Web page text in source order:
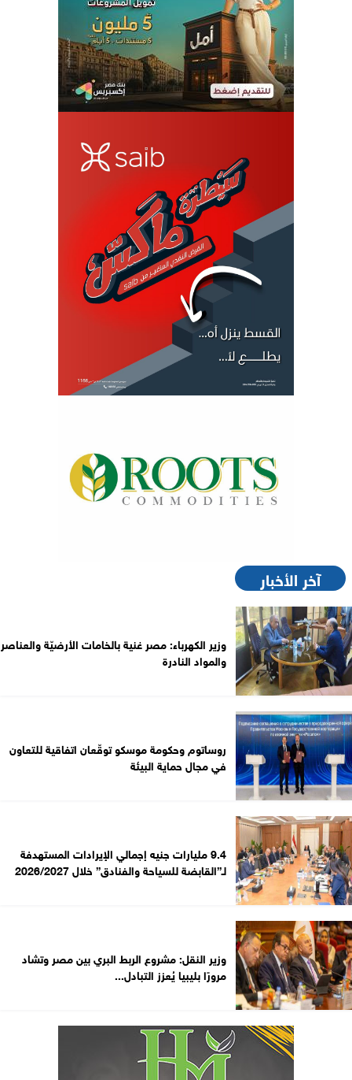
آخر الأخبار
وزير الكهرباء: مصر غنية بالخامات الأرضيّة والعناصر
والمواد النادرة
روساتوم وحكومة موسكو توقّعان اتفاقية للتعاون
في مجال حماية البيئة
9.4 مليارات جنيه إجمالي الإيرادات المستهدفة
لـ”القابضة للسياحة والفنادق” خلال 2026/2027
وزير النقل: مشروع الربط البري بين مصر وتشاد
مرورًا بليبيا يُعزز التبادل...